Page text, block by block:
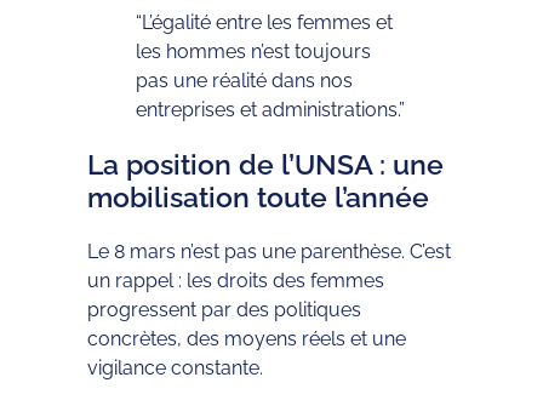
“L’égalité entre les femmes et
les hommes n’est toujours
pas une réalité dans nos
entreprises et administrations.”
La position de l’UNSA : une
mobilisation toute l’année
Le 8 mars n’est pas une parenthèse. C’est
un rappel : les droits des femmes
progressent par des politiques
concrètes, des moyens réels et une
vigilance constante.